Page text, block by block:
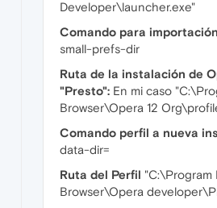
Developer\launcher.exe"
Comando para
small-prefs-dir
Ruta de la instalación de
"Presto": En mi caso
Browser\Opera 12
Comando perfil a nueva
data-dir=
Ruta del Perfil "C:\Program
Browser\Opera